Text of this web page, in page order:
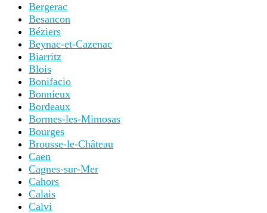
Bergerac
Besancon
Béziers
Beynac-et-Cazenac
Biarritz
Blois
Bonifacio
Bonnieux
Bordeaux
Bormes-les-Mimosas
Bourges
Brousse-le-Château
Caen
Cagnes-sur-Mer
Cahors
Calais
Calvi